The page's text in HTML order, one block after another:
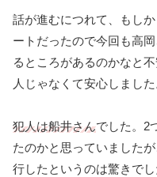
話が進むにつれて、もし
ートだったので今回も高
るところがあるのかなと
人じゃなくて安心しました
犯人は船井さんでした。2
たのかと思っていました
行したというのは驚きで